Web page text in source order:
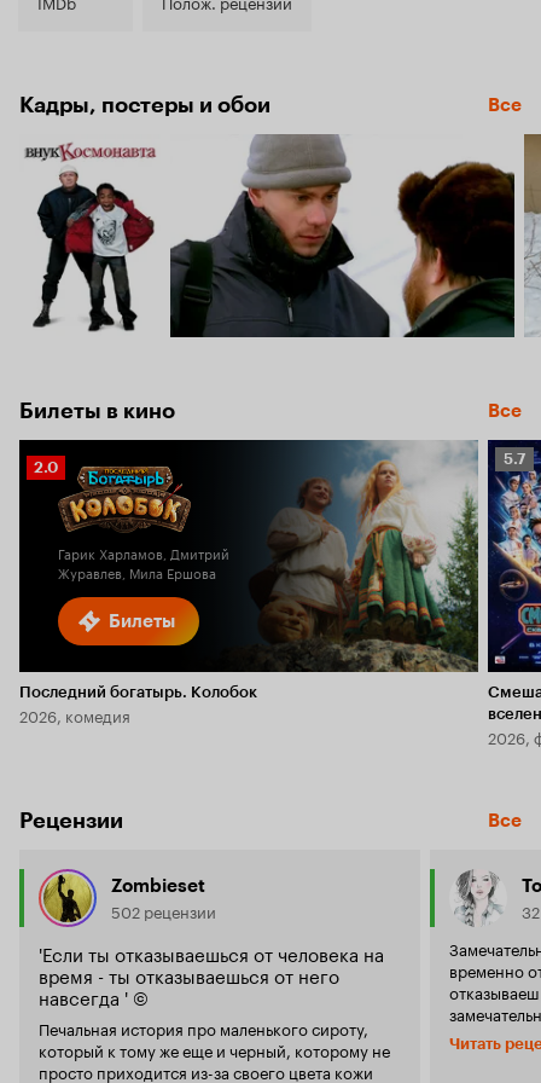
Кадры, постеры и обои Все
Билеты в кино Все
Билеты
Рейтинг
Кинопоиска
2.0
Гарик Харламов, Дмитрий
Журавлев, Мила Ершова
Последний богатырь. Колобок
2026, комедия
5.7
5.7
2026,
Рецензии Все
Zombieset
502 рецензии
'Если ты отказываешься от человека на
время - ты отказываешься от него
навсегда ' ©
Печальная история про маленького сироту,
который к тому же еще и черный, которому не
просто приходится из-за своего цвета кожи
временно
фильма
Читать